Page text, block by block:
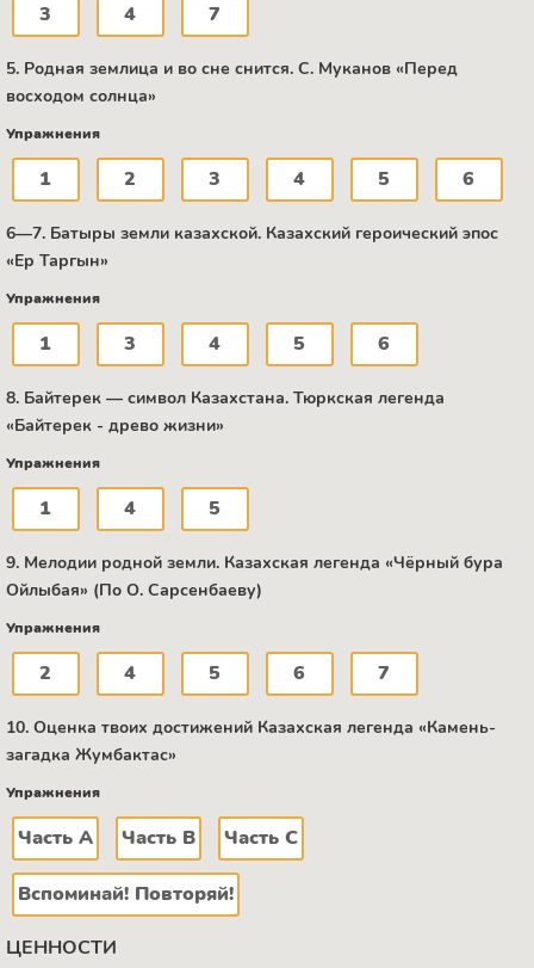
3 4 7
5. Родная землица и во сне снится. C. Муканов «Перед
восходом солнца»
Упражнения
1 2 3 4 5 6
6—7. Батыры земли казахской. Казахский героический эпос
«Ер Таргын»
Упражнения
1 3 4 5 6
8. Байтерек — символ Казахстана. Тюркская легенда
«Байтерек - древо жизни»
Упражнения
1 4 5
9. Мелодии родной земли. Казахская легенда «Чёрный бура
Ойлыбая» (По О. Сарсенбаеву)
Упражнения
2 4 5 6 7
10. Оценка твоих достижений Казахская легенда «Камень-
загадка Жумбактас»
Упражнения
Часть А Часть В Часть C
Вспоминай! Повторяй!
ЦЕННОСТИ